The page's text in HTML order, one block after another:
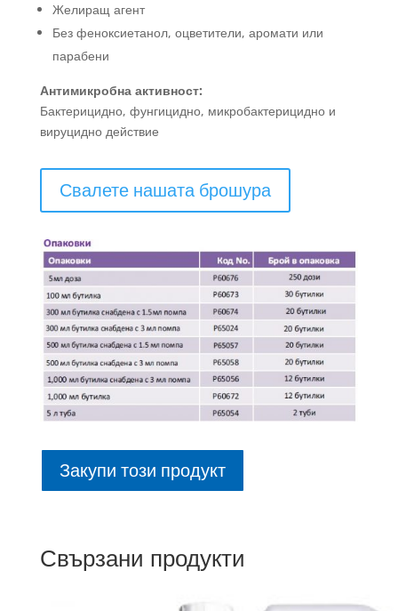
Желиращ агент
Без феноксиетанол, оцветители, аромати или
парабени
Антимикробна активност:
Бактерицидно, фунгицидно, микробактерицидно и
вируцидно действие
Свалете нашата брошура
Закупи този продукт
Свързани продукти